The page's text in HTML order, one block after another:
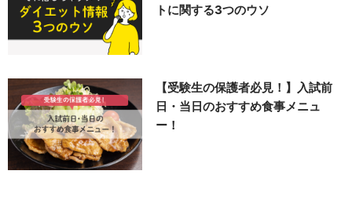
トに関する3つのウソ
【受験生の保護者必見！】入試前
日・当日のおすすめ食事メニュ
ー！